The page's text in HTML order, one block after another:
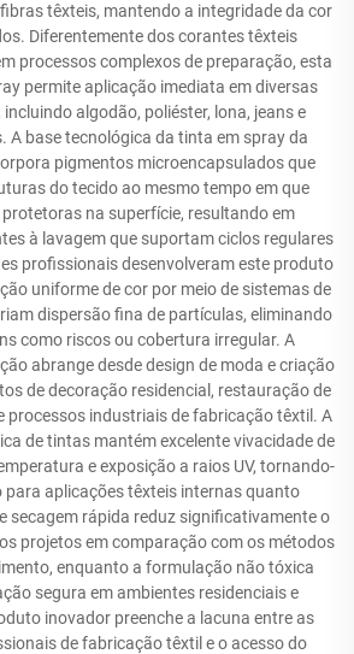
têxteis, mantendo a integridade da cor
Diferentemente dos corantes têxteis
processos complexos de preparação, esta
permite aplicação imediata em diversas
algodão, poliéster, lona, jeans e
A base tecnológica da tinta em spray da
pigmentos microencapsulados que
do tecido ao mesmo tempo em que
na superfície, resultando em
à lavagem que suportam ciclos regulares
profissionais desenvolveram este produto
uniforme de cor por meio de sistemas de
dispersão fina de partículas, eliminando
como riscos ou cobertura irregular. A
abrange desde design de moda e criação
de decoração residencial, restauração de
processos industriais de fabricação têxtil. A
de tintas mantém excelente vivacidade de
e exposição a raios UV, tornando-
aplicações têxteis internas quanto
secagem rápida reduz significativamente o
projetos em comparação com os métodos
enquanto a formulação não tóxica
segura em ambientes residenciais e
inovador preenche a lacuna entre as
de fabricação têxtil e o acesso do